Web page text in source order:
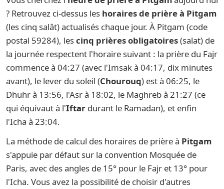
? Retrouvez ci-dessus les horaires de prière à Pitgam
(les cinq salât) actualisés chaque jour. À Pitgam (code
postal 59284), lescinq prières obligatoires(salat) de
la journée respectent l'horaire suivant : la prière du Fajr
commence à 04:27 (avec l'Imsak à 04:17, dix minutes
avant), le lever du soleil (Chourouq) est à 06:25, le
Dhuhr à 13:56, l'Asr à 18:02, le Maghreb à 21:27 (ce
qui équivaut à l'Iftar durant le Ramadan), et enfin
l'Icha à 23:04.
La méthode de calcul des horaires de prière à Pitgam
s'appuie par défaut sur la convention Mosquée de
Paris, avec des angles de 15° pour le Fajr et 13° pour
l'Icha. Vous avez la possibilité de choisir d'autres